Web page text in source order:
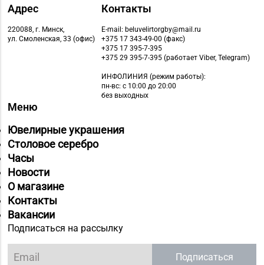
Адрес
220088, г. Минск,
ул. Смоленская, 33 (офис)
Контакты
E-mail: beluvelirtorgby@mail.ru
+375 17 343-49-00 (факс)
+375 17 395-7-395
+375 29 395-7-395 (работает Viber, Telegram)
ИНФОЛИНИЯ (режим работы):
пн-вс: с 10:00 до 20:00
без выходных
Меню
Ювелирные украшения
Столовое серебро
Часы
Новости
О магазине
Контакты
Вакансии
Подписаться на рассылку
Подписаться